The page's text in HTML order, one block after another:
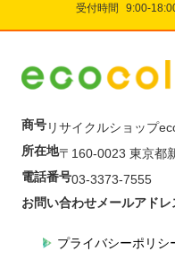
受付時間 9:00-
商号リサイクルショップ
所在地〒160-0023 東京都
電話番号03-3373-7555
お問い合わせメールアドレ
プライバシーポリシ